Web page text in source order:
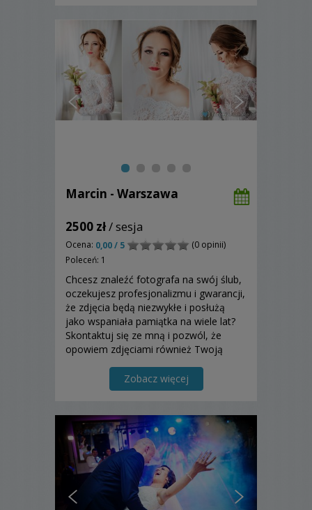
Marcin - Warszawa
2500 zł/ sesja
Ocena: 0,00 / 5
(0 opinii)
Poleceń: 1
Chcesz znaleźć fotografa na swój ślub,
oczekujesz profesjonalizmu i gwarancji,
że zdjęcia będą niezwykłe i posłużą
jako wspaniała pamiątka na wiele lat?
Skontaktuj się ze mną i pozwól, że
opowiem zdjęciami również Twoją
Zobacz więcej